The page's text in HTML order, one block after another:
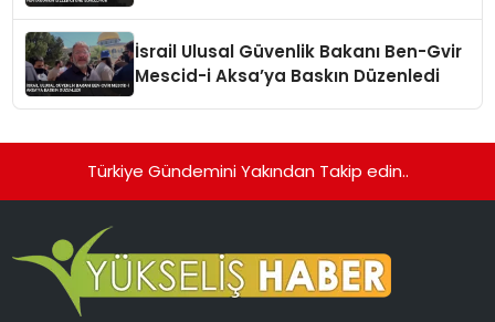
İsrail Ulusal Güvenlik Bakanı Ben-Gvir
Mescid-i Aksa’ya Baskın Düzenledi
Türkiye Gündemini Yakından Takip edin..